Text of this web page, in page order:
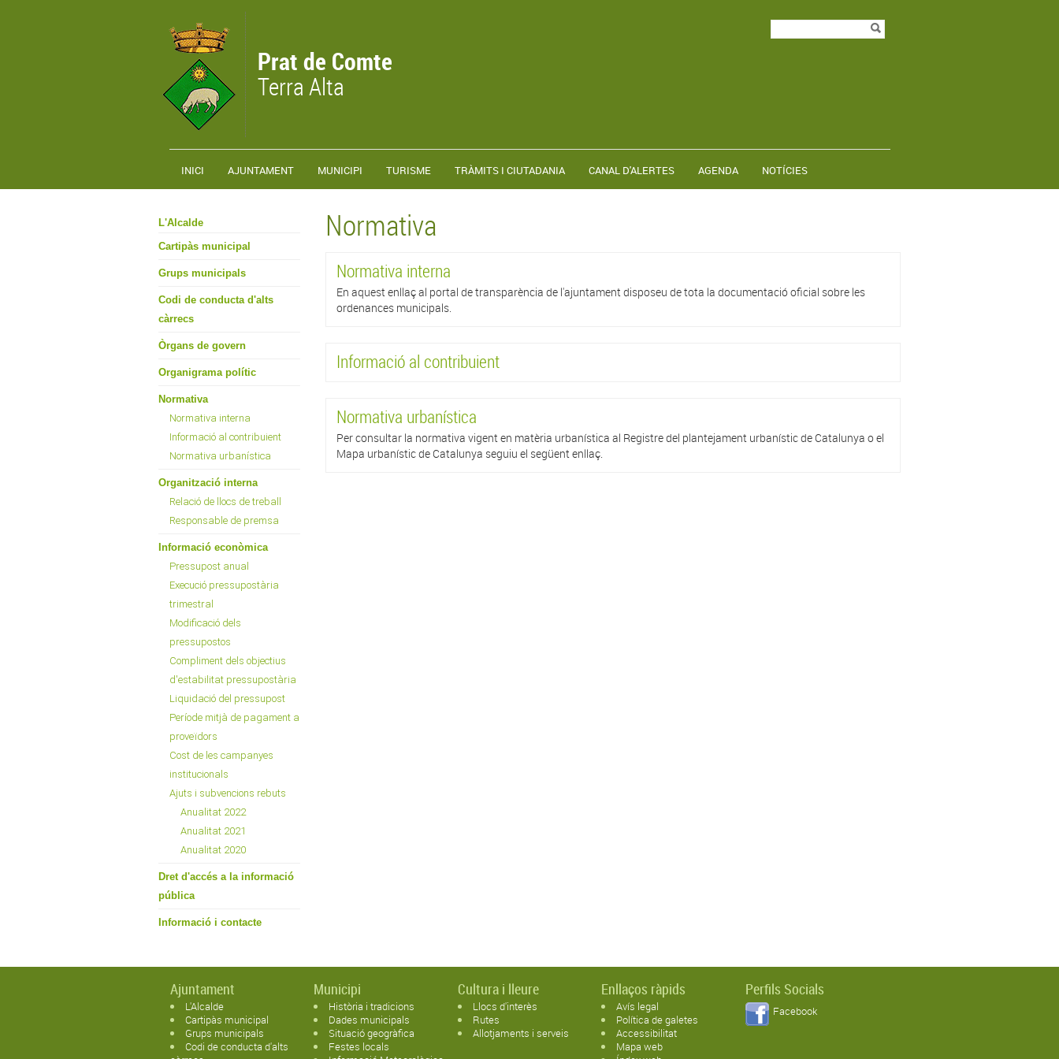
Prat de Comte
Terra Alta
Formulari de
cerca
INICI AJUNTAMENT MUNICIPI TURISME TRÀMITS I CIUTADANIA CANAL D'ALERTES AGENDA NOTÍCIES
L'Alcalde
Cartipàs municipal
Grups municipals
Codi de conducta d'alts
càrrecs
Òrgans de govern
Organigrama polític
Normativa
Normativa interna
Informació al contribuient
Normativa urbanística
Organització interna
Relació de llocs de treball
Responsable de premsa
Informació econòmica
Pressupost anual
Execució pressupostària
trimestral
Modificació dels
pressupostos
Compliment dels objectius
d'estabilitat pressupostària
Liquidació del pressupost
Període mitjà de pagament a
proveïdors
Cost de les campanyes
institucionals
Ajuts i subvencions rebuts
Anualitat 2022
Anualitat 2021
Anualitat 2020
Dret d'accés a la informació
pública
Informació i contacte
Normativa
Normativa interna
En aquest enllaç al portal de transparència de l'ajuntament disposeu de tota la documentació oficial sobre les
ordenances municipals.
Informació al contribuient
Normativa urbanística
Per consultar la normativa vigent en matèria urbanística al Registre del plantejament urbanístic de Catalunya o el
Mapa urbanístic de Catalunya seguiu el següent enllaç.
Ajuntament
L'Alcalde
Cartipàs municipal
Grups municipals
Codi de conducta d'alts
Municipi
Història i tradicions
Dades municipals
Situació geogràfica
Festes locals
Cultura i lleure
Llocs d'interès
Rutes
Allotjaments i serveis
Enllaços ràpids
Avís legal
Política de galetes
Accessibilitat
Mapa web
Perfils Socials
Facebook